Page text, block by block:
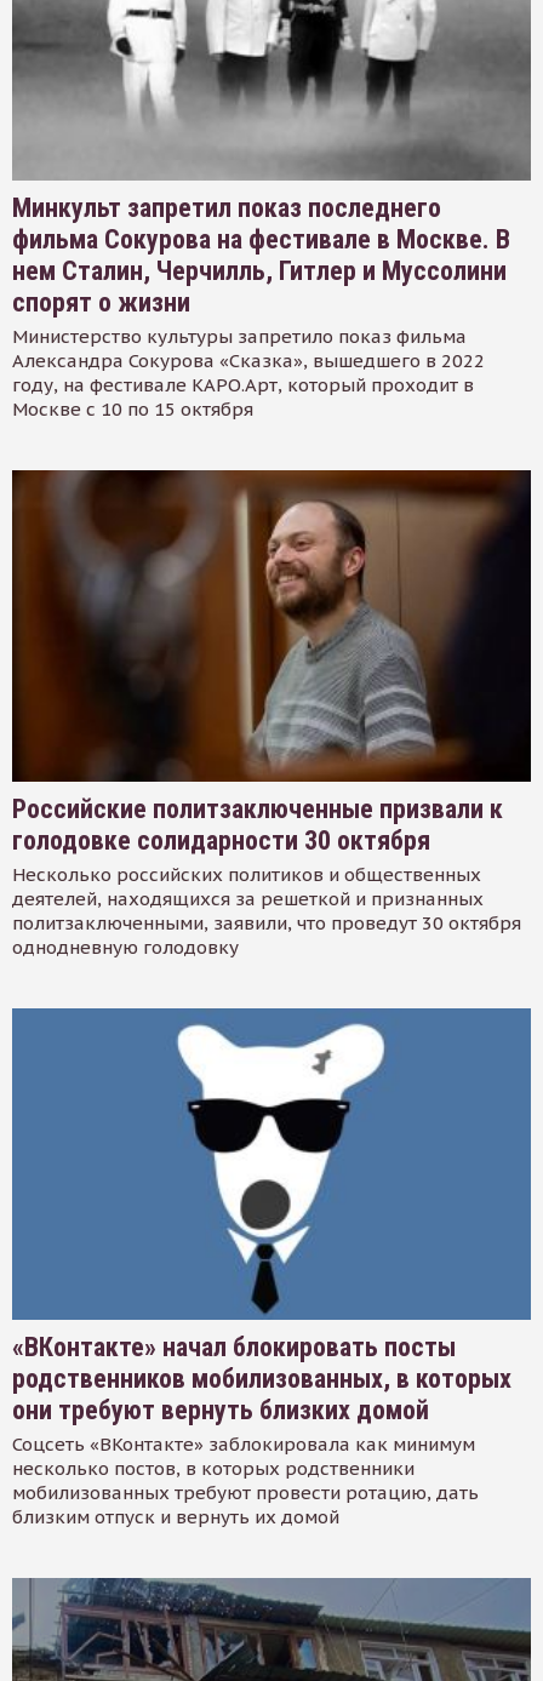
Минкульт запретил показ последнего
фильма Сокурова на фестивале в Москве. В
нем Сталин, Черчилль, Гитлер и Муссолини
спорят о жизни
Министерство культуры запретило показ фильма
Александра Сокурова «Сказка», вышедшего в 2022
году, на фестивале КАРО.Арт, который проходит в
Москве с 10 по 15 октября
Российские политзаключенные призвали к
голодовке солидарности 30 октября
Несколько российских политиков и общественных
деятелей, находящихся за решеткой и признанных
политзаключенными, заявили, что проведут 30 октября
однодневную голодовку
«ВКонтакте» начал блокировать посты
родственников мобилизованных, в которых
они требуют вернуть близких домой
Соцсеть «ВКонтакте» заблокировала как минимум
несколько постов, в которых родственники
мобилизованных требуют провести ротацию, дать
близким отпуск и вернуть их домой